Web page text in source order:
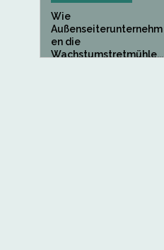
Wie
Außenseiterunternehm
en die
Wachstumstretmühle...